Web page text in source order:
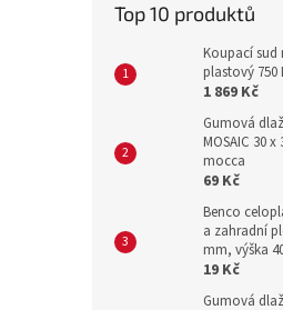
Top 10 produktů
Koupací
plastový 750
1 869 Kč
Gumová
MOSAIC 30
mocca
69 Kč
Benco
a zahradní
mm, výška
19 Kč
Gumová